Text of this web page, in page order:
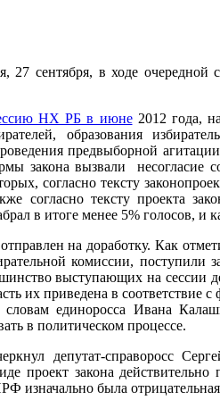
сентября, в ходе
НХ РБ в июне2012 года,
образования
предвыборной
закона вызвали
согласно тексту
согласно тексту проекта
в итоге менее 5%
на доработку. Как
комиссии,
выступающих на сессии
их приведена в
единоросса Ивана
в политическом процессе.
депутат-справоросс
проект закона
была